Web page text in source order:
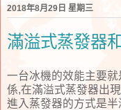
2018年8月29日 星期三
滿溢式蒸發器
一台冰機的效能主要
係,在滿溢式蒸發器出
進入蒸發器的方式是